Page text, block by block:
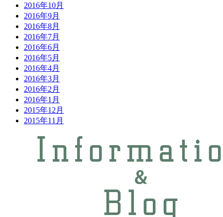
2016年10月
2016年9月
2016年8月
2016年7月
2016年6月
2016年5月
2016年4月
2016年3月
2016年2月
2016年1月
2015年12月
2015年11月